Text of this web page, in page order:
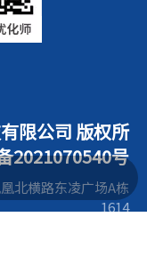
限公司 版权所
2021070540号
北横路东凌广场A栋
1614